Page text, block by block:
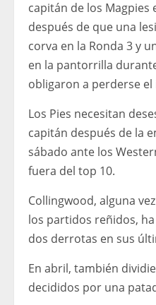
capitán de los Magpies
después de que una
corva en la Ronda 3 y
en la pantorrilla
obligaron a perderse
Los Pies necesitan
capitán después de la
sábado ante los
fuera del top 10.
Collingwood, alguna
los partidos reñidos,
dos derrotas en sus
En abril, también
decididos por una